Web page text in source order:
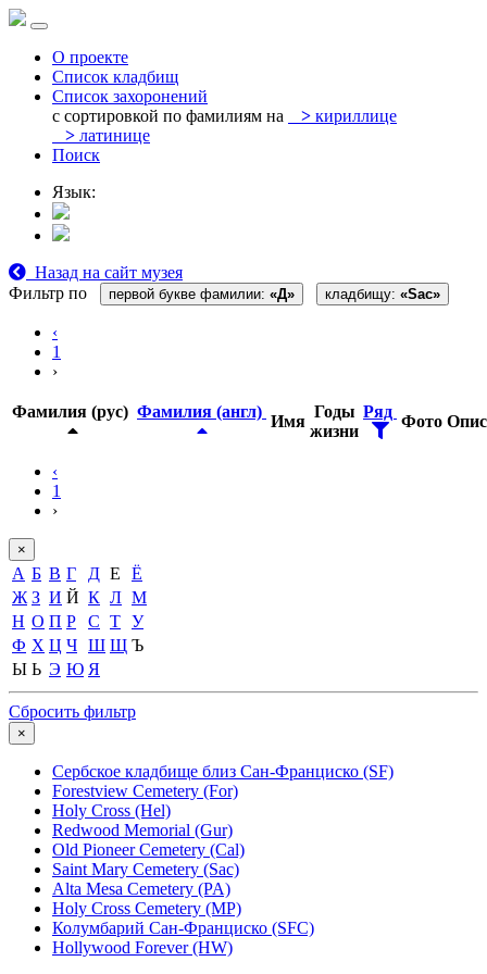
О проекте
Список кладбищ
Список захоронений
с сортировкой по фамилиям на
> кириллице
> латинице
Поиск
Язык:
Назад на сайт музея
Фильтр по
первой букве фамилии: «Д» кладбищу: «Sac»
‹
1
›
Фамилия (рус) Фамилия (англ)
Имя
Годы
жизни
Ряд
Фото
‹
1
›
×
А Б В Г Д Е
Ё
Ж З И Й К Л М
Н О П Р С Т У
Ф Х Ц Ч Ш Щ Ъ
Ы Ь Э Ю Я
Сбросить фильтр
×
Сербское кладбище близ Сан-Франциско (SF)
Forestview Cemetery (For)
Holy Cross (Hel)
Redwood Memorial (Gur)
Old Pioneer Cemetery (Cal)
Saint Mary Cemetery (Sac)
Alta Mesa Cemetery (PA)
Holy Cross Cemetery (MP)
Колумбарий Сан-Франциско (SFC)
Hollywood Forever (HW)